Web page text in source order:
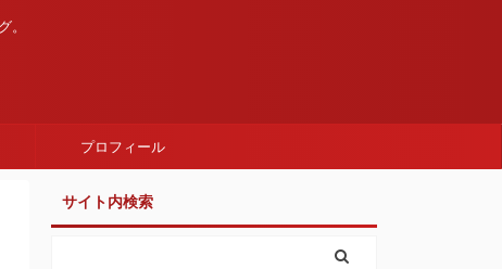
。
プロフィール
サイト内検索